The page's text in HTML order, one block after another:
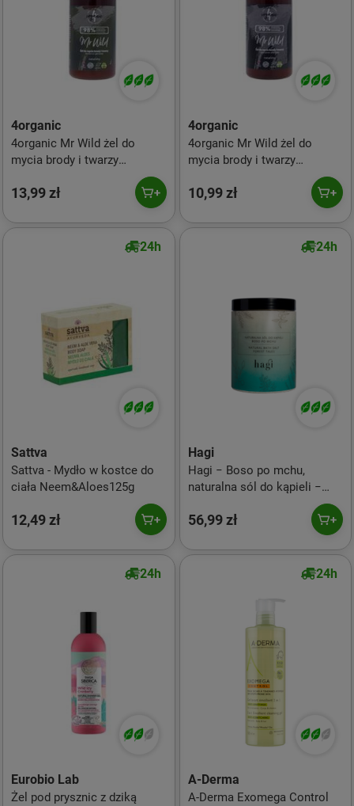
4organic
4organic Mr Wild żel do
mycia brody i twarzy
Korzenno-cytrusowy 200ml
13,99 zł
4organic
4organic Mr Wild żel do
mycia brody i twarzy
Cyprysowo-imbirowy 200ml
10,99 zł
24h
Sattva
Sattva - Mydło w kostce do
ciała Neem&Aloes125g
12,49 zł
24h
Hagi
Hagi − Boso po mchu,
naturalna sól do kąpieli −
56,99 zł
24h
Eurobio Lab
Żel pod prysznic z dziką
24h
A-Derma
A-Derma Exomega Control